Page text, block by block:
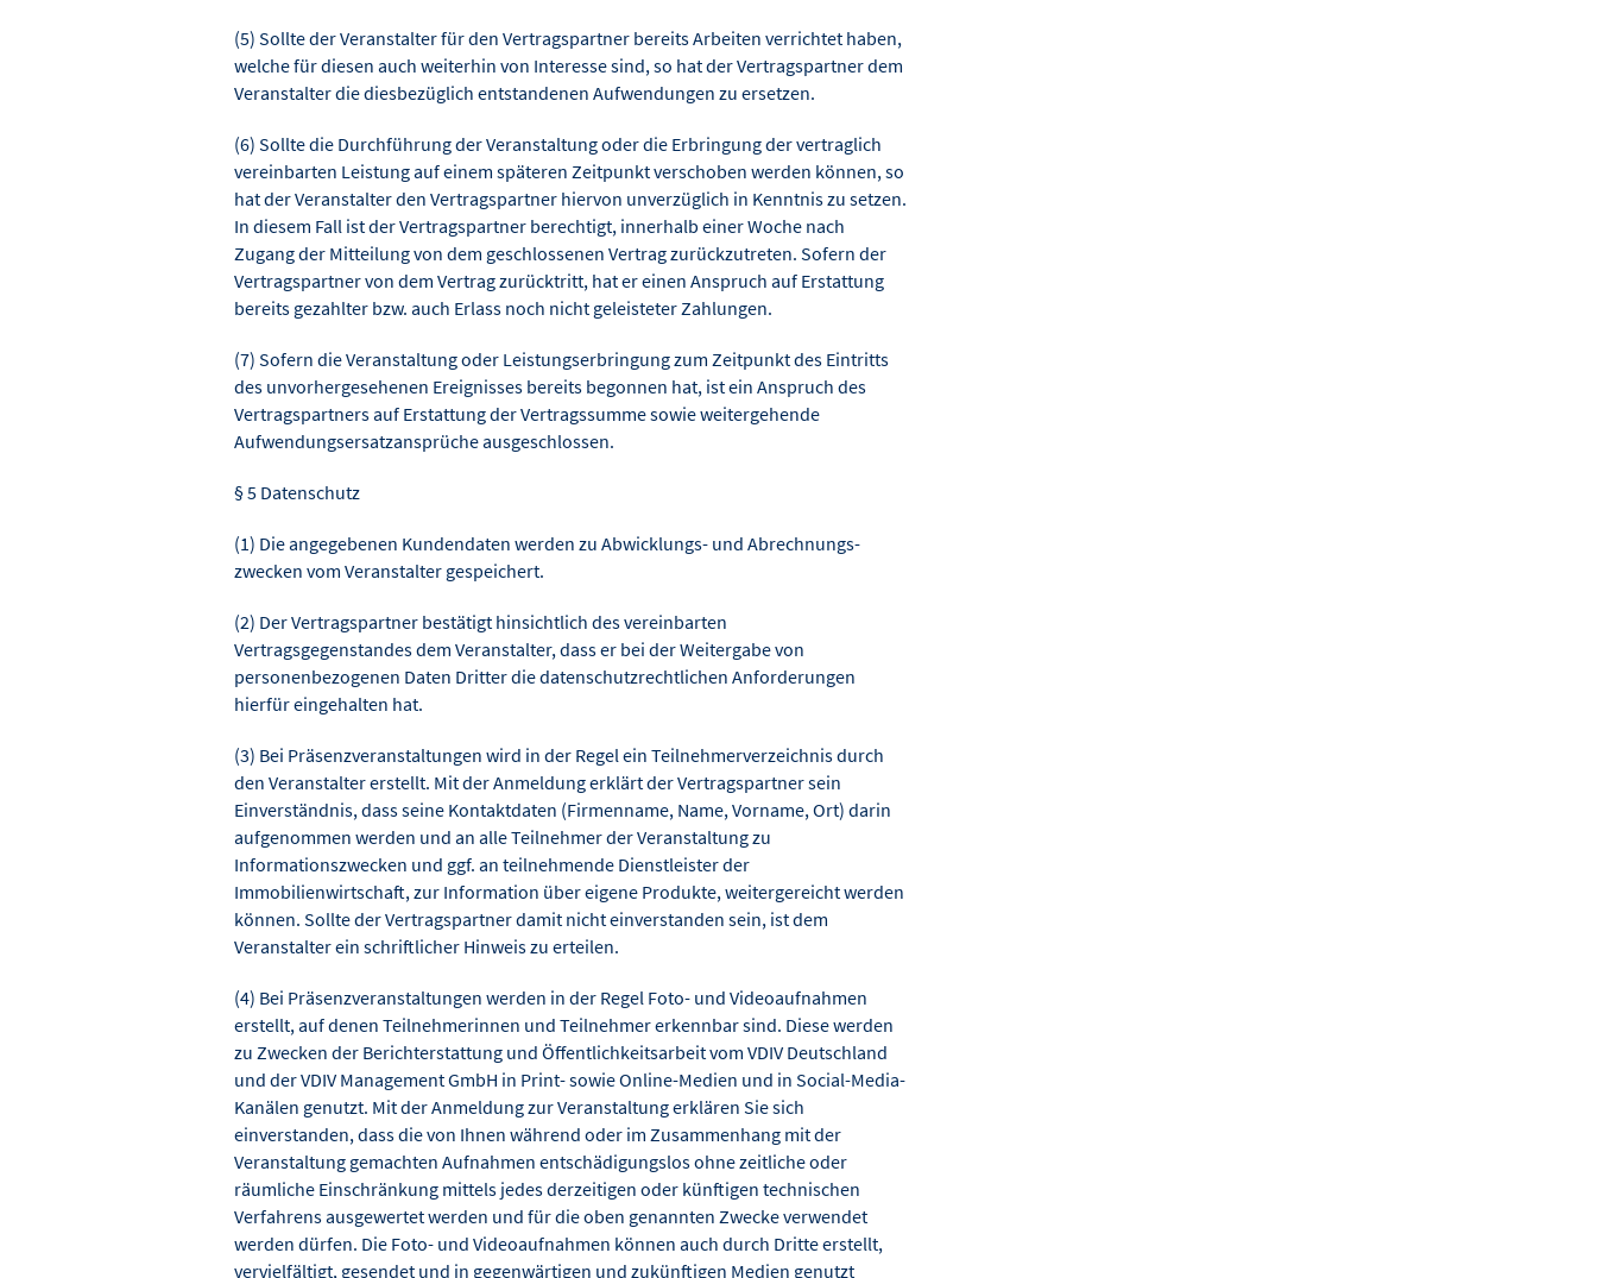
(5) Sollte der Veranstalter für den Vertragspartner bereits Arbeiten verrichtet haben,
welche für diesen auch weiterhin von Interesse sind, so hat der Vertragspartner dem
Veranstalter die diesbezüglich entstandenen Aufwendungen zu ersetzen.
(6) Sollte die Durchführung der Veranstaltung oder die Erbringung der vertraglich
vereinbarten Leistung auf einem späteren Zeitpunkt verschoben werden können, so
hat der Veranstalter den Vertragspartner hiervon unverzüglich in Kenntnis zu setzen.
In diesem Fall ist der Vertragspartner berechtigt, innerhalb einer Woche nach
Zugang der Mitteilung von dem geschlossenen Vertrag zurückzutreten. Sofern der
Vertragspartner von dem Vertrag zurücktritt, hat er einen Anspruch auf Erstattung
bereits gezahlter bzw. auch Erlass noch nicht geleisteter Zahlungen.
(7) Sofern die Veranstaltung oder Leistungserbringung zum Zeitpunkt des Eintritts
des unvorhergesehenen Ereignisses bereits begonnen hat, ist ein Anspruch des
Vertragspartners auf Erstattung der Vertragssumme sowie weitergehende
Aufwendungsersatzansprüche ausgeschlossen.
§ 5 Datenschutz
(1) Die angegebenen Kundendaten werden zu Abwicklungs- und Abrechnungs-
zwecken vom Veranstalter gespeichert.
(2) Der Vertragspartner bestätigt hinsichtlich des vereinbarten
Vertragsgegenstandes dem Veranstalter, dass er bei der Weitergabe von
personenbezogenen Daten Dritter die datenschutzrechtlichen Anforderungen
hierfür eingehalten hat.
(3) Bei Präsenzveranstaltungen wird in der Regel ein Teilnehmerverzeichnis durch
den Veranstalter erstellt. Mit der Anmeldung erklärt der Vertragspartner sein
Einverständnis, dass seine Kontaktdaten (Firmenname, Name, Vorname, Ort) darin
aufgenommen werden und an alle Teilnehmer der Veranstaltung zu
Informationszwecken und ggf. an teilnehmende Dienstleister der
Immobilienwirtschaft, zur Information über eigene Produkte, weitergereicht werden
können. Sollte der Vertragspartner damit nicht einverstanden sein, ist dem
Veranstalter ein schriftlicher Hinweis zu erteilen.
(4) Bei Präsenzveranstaltungen werden in der Regel Foto- und Videoaufnahmen
erstellt, auf denen Teilnehmerinnen und Teilnehmer erkennbar sind. Diese werden
zu Zwecken der Berichterstattung und Öffentlichkeitsarbeit vom VDIV Deutschland
und der VDIV Management GmbH in Print- sowie Online-Medien und in Social-Media-
Kanälen genutzt. Mit der Anmeldung zur Veranstaltung erklären Sie sich
einverstanden, dass die von Ihnen während oder im Zusammenhang mit der
Veranstaltung gemachten Aufnahmen entschädigungslos ohne zeitliche oder
räumliche Einschränkung mittels jedes derzeitigen oder künftigen technischen
Verfahrens ausgewertet werden und für die oben genannten Zwecke verwendet
werden dürfen. Die Foto- und Videoaufnahmen können auch durch Dritte erstellt,
vervielfältigt, gesendet und in gegenwärtigen und zukünftigen Medien genutzt